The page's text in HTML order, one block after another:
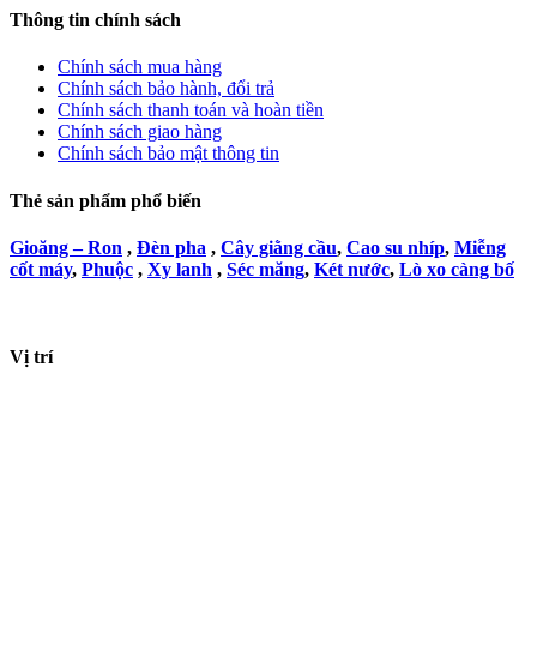
Thông tin chính sách
Chính sách mua hàng
Chính sách bảo hành, đổi trả
Chính sách thanh toán và hoàn tiền
Chính sách giao hàng
Chính sách bảo mật thông tin
Thẻ sản phẩm phổ biến
Gioăng – Ron , Đèn pha , Cây giằng cầu, Cao su nhíp, Miễng
cốt máy, Phuộc , Xy lanh , Séc măng, Két nước, Lò xo càng bố
Vị trí